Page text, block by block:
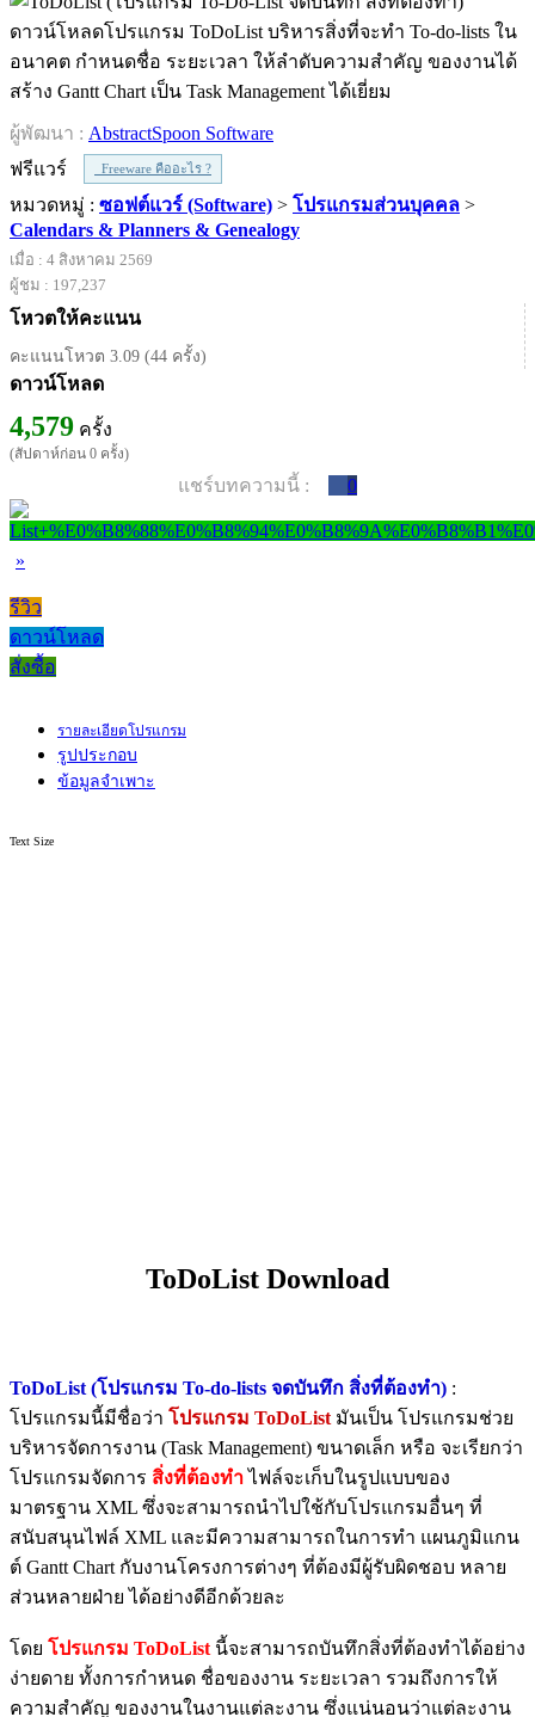
ดาวน์โหลดโปรแกรม ToDoList บริหารสิ่งที่จะทำ To-do-lists ใน
อนาคต กำหนดชื่อ ระยะเวลา ให้ลำดับความสำคัญ ของงานได้
สร้าง Gantt Chart เป็น Task Management ได้เยี่ยม
ผู้พัฒนา : AbstractSpoon Software
ฟรีแวร์
Freeware คืออะไร ?
หมวดหมู่ : ซอฟต์แวร์ (Software) > โปรแกรมส่วนบุคคล >
Calendars & Planners & Genealogy
เมื่อ : 4 สิงหาคม 2569
ผู้ชม : 197,237
โหวตให้คะแนน
คะแนนโหวต 3.09 (44 ครั้ง)
ดาวน์โหลด
4,579 ครั้ง
(สัปดาห์ก่อน 0 ครั้ง)
แชร์บทความนี้ : 0
»
รีวิว
ดาวน์โหลด
สั่งซื้อ
รายละเอียดโปรแกรม
รูปประกอบ
ข้อมูลจำเพาะ
Text Size
ToDoList Download
ToDoList (โปรแกรม To-do-lists จดบันทึก สิ่งที่ต้องทำ) :
โปรแกรมนี้มีชื่อว่า โปรแกรม ToDoList มันเป็น โปรแกรมช่วย
บริหารจัดการงาน (Task Management) ขนาดเล็ก หรือ จะเรียกว่า
โปรแกรมจัดการ สิ่งที่ต้องทำไฟล์จะเก็บในรูปแบบของ
มาตรฐาน XML ซึ่งจะสามารถนำไปใช้กับโปรแกรมอื่นๆ ที่
สนับสนุนไฟล์ XML และมีความสามารถในการทำ แผนภูมิแกน
ต์ Gantt Chart กับงานโครงการต่างๆ ที่ต้องมีผู้รับผิดชอบ หลาย
ส่วนหลายฝ่าย ได้อย่างดีอีกด้วยละ
โดย โปรแกรม ToDoList นี้จะสามารถบันทึกสิ่งที่ต้องทำได้อย่าง
ง่ายดาย ทั้งการกำหนด ชื่อของงาน ระยะเวลา รวมถึงการให้
ความสำคัญ ของงานในงานแต่ละงาน ซึ่งแน่นอนว่าแต่ละงาน